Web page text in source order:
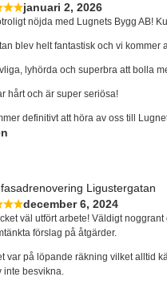
januari 2, 2026
nöjda med Lugnets Bygg AB!
blev helt fantastisk och vi kommer
lyhörda och superbra att bolla
hårt och är super seriösa!
definitivt att höra av oss till
Ligustergatan
december 6, 2024
väl utfört arbete! Väldigt
förslag på åtgärder.
var på löpande räkning vilket alltid
inte besvikna.